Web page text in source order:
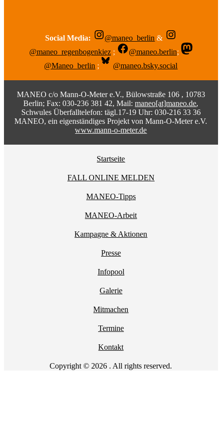
Social Media: @maneo_berlin &
@maneo_regenbogenkiez ; @maneo.berlin;
@Maneo_berlin ; @maneo.bsky.social
MANEO c/o Mann-O-Meter e.V., Bülowstraße 106 , 10783
Berlin; Fax: 030-236 381 42, Mail:maneo[at]maneo.de,
Schwules Überfalltelefon: tägl.17-19 Uhr: 030-216 33 36
MANEO, ein eigenständiges Projekt von Mann-O-Meter e.V.
www.mann-o-meter.de
Startseite
FALL ONLINE MELDEN
MANEO-Tipps
MANEO-Arbeit
Kampagne & Aktionen
Presse
Infopool
Galerie
Mitmachen
Termine
Kontakt
Copyright © 2026 . All rights reserved.